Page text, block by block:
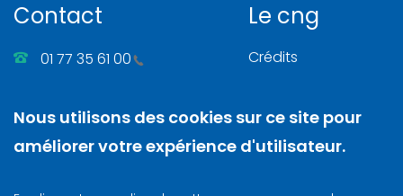
Contact
01 77 35 61 00
86, rue Henri Farman
92130 Issy-les-Moulineaux
N. SIRET: 130 003 742 00025
Le cng
Crédits
Mentions légales
Nous contacter
Nous utilisons des cookies sur ce site pour
améliorer votre expérience d'utilisateur.